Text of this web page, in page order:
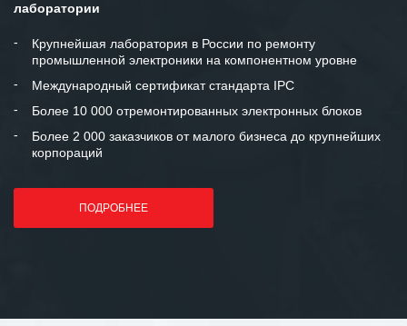
лаборатории
Крупнейшая лаборатория в России по ремонту
промышленной электроники на компонентном уровне
Международный сертификат стандарта IPC
Более 10 000 отремонтированных электронных блоков
Более 2 000 заказчиков от малого бизнеса до крупнейших
корпораций
ПОДРОБНЕЕ